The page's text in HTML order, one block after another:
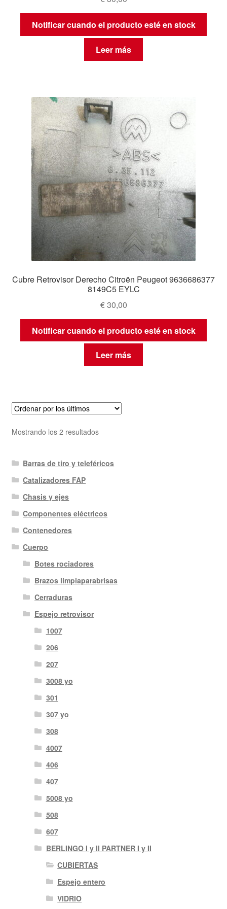
Notificar cuando el producto esté en stock
Leer más
Cubre Retrovisor Derecho Citroën Peugeot 9636686377
8149C5 EYLC
€30,00
Notificar cuando el producto esté en stock
Leer más
Mostrando los 2 resultadosOrdenado
últimos
Barras de tiro y teleféricos
Catalizadores FAP
Chasis y ejes
Componentes eléctricos
Contenedores
Cuerpo
Botes rociadores
Brazos limpiaparabrisas
Cerraduras
Espejo retrovisor
1007
206
207
3008 yo
301
307 yo
308
4007
406
407
5008 yo
508
607
BERLINGO I y II PARTNER I y II
CUBIERTAS
Espejo entero
VIDRIO